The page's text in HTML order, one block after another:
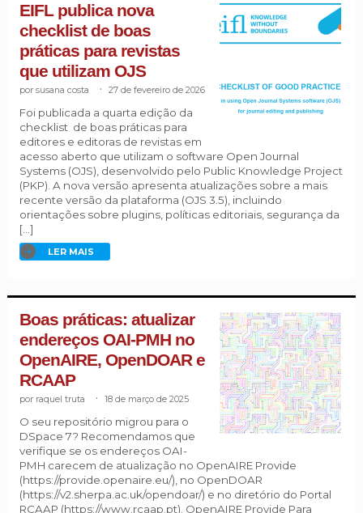
EIFL publica nova
checklist de boas
práticas para revistas
que utilizam OJS
susana costa 27 de fevereiro de 2026
Foi publicada a quarta edição da
checklist de boas práticas para
editores e editoras de revistas em
acesso aberto que utilizam o software Open Journal
Systems (OJS), desenvolvido pelo Public Knowledge Project
(PKP). A nova versão apresenta atualizações sobre a mais
recente versão da plataforma (OJS 3.5), incluindo
orientações sobre plugins, políticas editoriais, segurança da
[…]
LER MAIS
Boas práticas: atualizar
endereços OAI-PMH no
OpenAIRE, OpenDOAR e
RCAAP
raquel truta 18 de março de 2025
O seu repositório migrou para o
DSpace 7? Recomendamos que
verifique se os endereços OAI-
PMH carecem de atualização no OpenAIRE Provide
(https://provide.openaire.eu/), no OpenDOAR
(https://v2.sherpa.ac.uk/opendoar/) e no diretório do Portal
RCAAP (https://www.rcaap.pt). OpenAIRE Provide Para